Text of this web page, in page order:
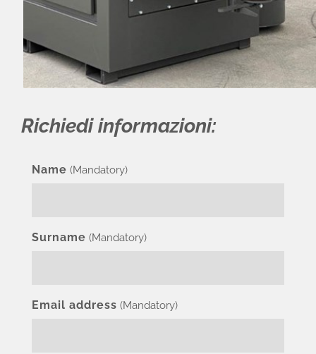
Richiedi informazioni:
Name (Mandatory)
Surname (Mandatory)
Email address (Mandatory)